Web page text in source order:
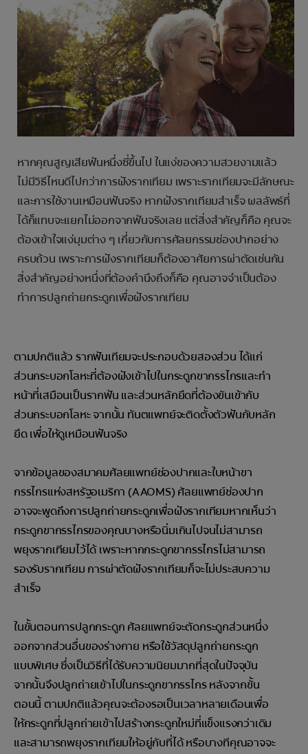
ลงทะเบียน
หากคุณสูญเสียฟันหนึ่งซี่ขึ้นไป ในแง่ของความสวยงามแล้ว
ไม่มีวิธีไหนดีไปกว่าการฝังรากเทียม เพราะรากเทียมจะมีลักษณะ
และการใช้งานเหมือนฟันจริง หากฝังรากเทียมสำเร็จ ผลลัพธ์ที่
ได้ก็แทบจะแยกไม่ออกจากฟันจริงเลย แต่สิ่งสำคัญก็คือ คุณจะ
ต้องเข้าใจแง่มุมต่าง ๆ เกี่่ยวกับการศัลยกรรมช่องปากอย่าง
ครบถ้วน เพราะการฝังรากเทียมก็ต้องอาศัยการผ่าตัดเช่นกัน
สิ่งสำคัญอย่างหนึ่งที่ต้องคำนึงถึงก็คือ คุณอาจจำเป็นต้อง
ทำการปลูกถ่ายกระดูกเพื่อฝังรากเทียม
ตามปกติแล้ว รากฟันเทียมจะประกอบด้วยสองส่วน ได้แก่
ส่วนกระบอกโลหะที่ต้องฝังเข้าไปในกระดูกขากรรไกรและทำ
หน้าที่เสมือนเป็นรากฟัน และส่วนหลักยึดที่ต้องขันเข้ากับ
ส่วนกระบอกโลหะ จากนั้น ทันตแพทย์จะติดตั้งตัวฟันกับหลัก
ยึด เพื่อให้ดูเหมือนฟันจริง
จากข้อมูลของสมาคมศัลยแพทย์ช่องปากและใบหน้าขา
กรรไกรแห่งสหรัฐอเมริกา (AAOMS) ศัลยแพทย์ช่องปาก
อาจจะพูดถึงการปลูกถ่ายกระดูกเพื่อฝังรากเทียมหากเห็นว่า
กระดูกขากรรไกรของคุณบางหรือนิ่มเกินไปจนไม่สามารถ
พยุงรากเทียมไว้ได้ เพราะหากกระดูกขากรรไกรไม่สามารถ
รองรับรากเทียม การผ่าตัดฝังรากเทียมก็จะไม่ประสบความ
สำเร็จ
ในขั้นตอนการปลูกกระดูก ศัลยแพทย์จะตัดกระดูกส่วนหนึ่ง
ออกจากส่วนอื่นของร่างกาย หรือใช้วัสดุปลูกถ่ายกระดูก
แบบพิเศษ ซึ่งเป็นวิธีที่ได้รับความนิยมมากที่สุดในปัจจุบัน
จากนั้นจึงปลูกถ่ายเข้าไปในกระดูกขากรรไกร หลังจากขั้น
ตอนนี้ ตามปกติแล้วคุณจะต้องรอเป็นเวลาหลายเดือนเพื่อ
ให้กระดูกที่ปลูกถ่ายเข้าไปสร้างกระดูกใหม่ที่แข็งแรงกว่าเดิม
และสามารถพยุงรากเทียมให้อยู่กับที่ได้ หรือบางทีคุณอาจจะ